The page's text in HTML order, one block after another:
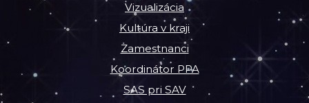
Vizualizácia
Kultúra v kraji
Zamestnanci
Koordinátor PPA
SAS pri SAV